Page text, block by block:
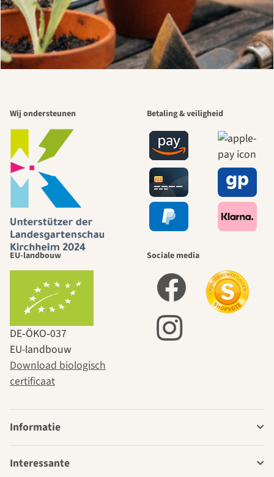
Wij ondersteunen Betaling & veiligheid
EU-landbouw
DE‑ÖKO‑037
EU-landbouw
Download biologisch
certificaat
Sociale media
Informatie
Interessante